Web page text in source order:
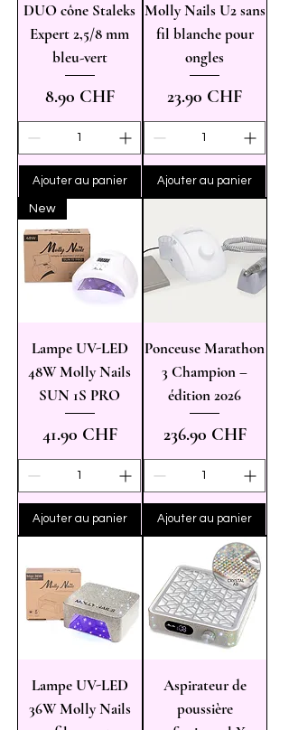
DUO cône Staleks
Expert 2,5/8 mm
bleu-vert
Prix
8.90 CHF
Ajouter au panier
Molly Nails U2 sans
fil blanche pour
ongles
Prix
23.90 CHF
Ajouter au panier
New
Lampe UV-LED
48W Molly Nails
SUN 1S PRO
Prix
41.90 CHF
Ajouter au panier
Ponceuse Marathon
3 Champion –
édition 2026
Prix
236.90 CHF
Ajouter au panier
Lampe UV-LED
36W Molly Nails
Aspirateur de
poussière